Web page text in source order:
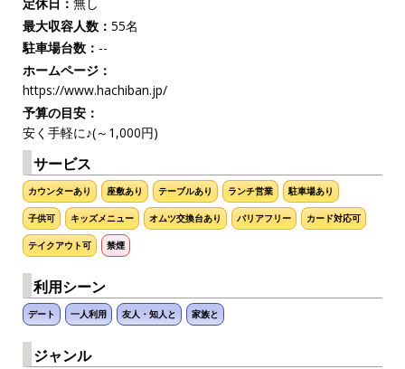
最大収容人数： 55名
駐車場台数： --
ホームページ：
https://www.hachiban.jp/
予算の目安：
安く手軽に♪(～1,000円)
サービス
カウンターあり 座敷あり テーブルあり ランチ営業 駐車場あり
子供可 キッズメニュー オムツ交換台あり バリアフリー カード対応可
テイクアウト可 禁煙
利用シーン
デート 一人利用 友人・知人と 家族と
ジャンル